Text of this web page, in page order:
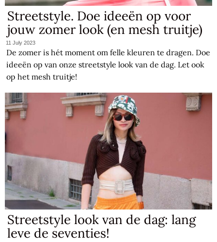
Streetstyle. Doe ideeën op voor
jouw zomer look (en mesh truitje)
11 July 2023
De zomer is hét moment om felle kleuren te dragen. Doe
ideeën op van onze streetstyle look van de dag. Let ook
op het mesh truitje!
Streetstyle look van de dag: lang
leve de seventies!